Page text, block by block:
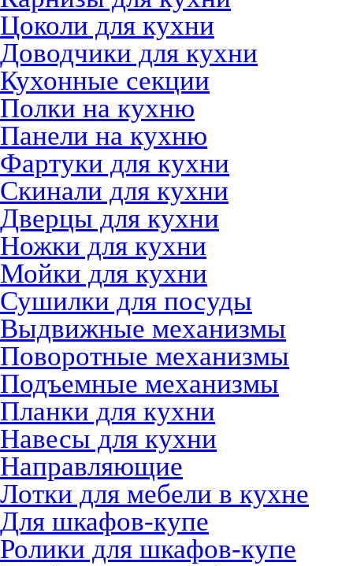
Цоколи для кухни
Доводчики для кухни
Кухонные секции
Полки на кухню
Панели на кухню
Фартуки для кухни
Скинали для кухни
Дверцы для кухни
Ножки для кухни
Мойки для кухни
Сушилки для посуды
Выдвижные механизмы
Поворотные механизмы
Подъемные механизмы
Планки для кухни
Навесы для кухни
Направляющие
Лотки для мебели в кухне
Для шкафов-купе
Ролики для шкафов-купе